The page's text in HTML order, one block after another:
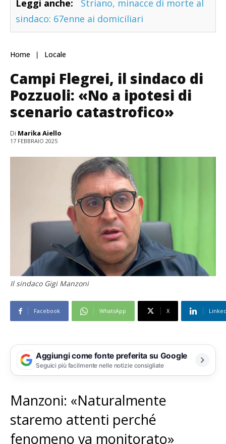
Leggi anche:
Striano, minacce di morte al
sindaco: 67enne ai domiciliari
Home Locale
Campi Flegrei, il sindaco di
Pozzuoli: «No a ipotesi di
scenario catastrofico»
Di Marika Aiello
17 FEBBRAIO 2025
Il sindaco Gigi Manzoni
Facebook WhatsApp X
Aggiungi come fonte preferita su Google
Seguici più facilmente nelle notizie consigliate
Manzoni: «Naturalmente
staremo attenti perché
fenomeno va monitorato»